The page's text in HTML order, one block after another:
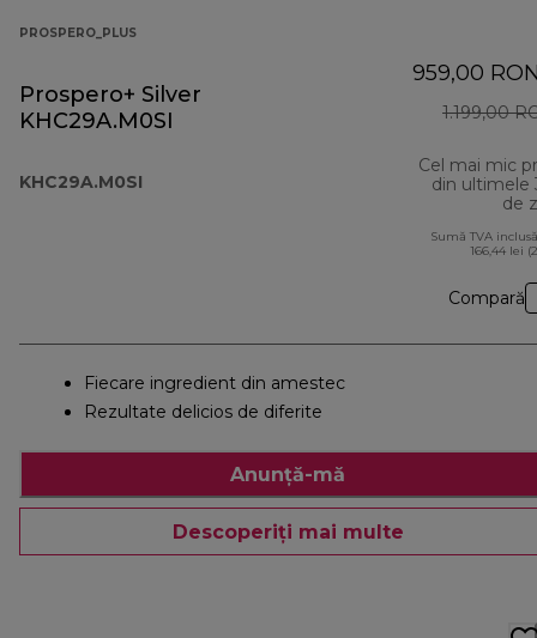
PROSPERO_PLUS
Prospero+ Silver
KHC29A.M0SI
KHC29A.M0SI
959,00
1.199,00
Cel mai mic
din ultimele
de
Sumă TVA
166,44 lei
Compară
Fiecare ingredient din amestec
Rezultate delicios de diferite
Anunță-mă
Descoperiți mai multe